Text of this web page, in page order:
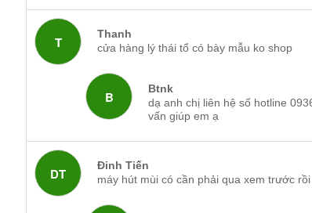
Máy hút mùi kính cong Lorca sử dụng hai chế
Ø150mm đẩy ra bên ngoài, hiệu quả khử mùi của
bằng than hoạt tính hiệu quả 70% với những gia
mùi bằng than thì bạn nên lưu ý thay than theo
T
Thanh
cửa hàng lý thái tổ có bày mẫu ko shop
B
Btnk
dạ anh chị liên hệ số hotline
vấn giúp em ạ
DT
Đinh Tiến
máy hút mùi có cần phải qua xem trước